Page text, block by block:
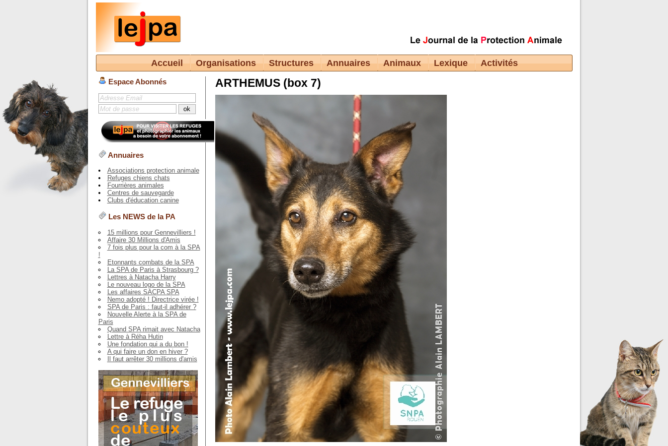
Accueil Organisations Structures Annuaires Animaux Lexique Activités
Espace Abonnés
Annuaires
Associations protection animale
Refuges chiens chats
Fourrières animales
Centres de sauvegarde
Clubs d'éducation canine
Les NEWS de la PA
15 millions pour Gennevilliers !
Affaire 30 Millions d'Amis
7 fois plus pour la com à la SPA
!
Etonnants combats de la SPA
La SPA de Paris à Strasbourg ?
Lettres à Natacha Harry
Le nouveau logo de la SPA
Les affaires SACPA SPA
Nemo adopté ! Directrice virée !
SPA de Paris : faut-il adhérer ?
Nouvelle Alerte à la SPA de
Paris
Quand SPA rimait avec Natacha
Lettre à Réha Hutin
Une fondation qui a du bon !
A qui faire un don en hiver ?
Il faut arrêter 30 millions d'amis
ARTHEMUS (box 7)